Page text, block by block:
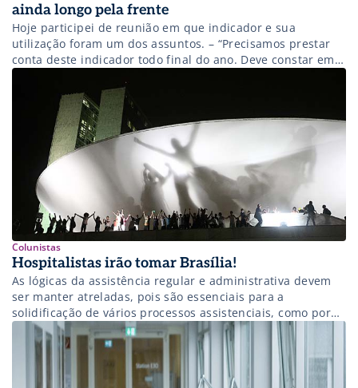
ainda longo pela frente
Hoje participei de reunião em que indicador e sua
utilização foram um dos assuntos. – “Precisamos prestar
conta deste indicador todo final do ano. Deve constar em
relatório anual”. – “Mas o que fazem com ele durante o
ano?” – “Como assim?” Reforçou minha ideia de que antes
de estimular que “todo processo deve ter […]
Colunistas
Hospitalistas irão tomar Brasília!
As lógicas da assistência regular e administrativa devem
ser manter atreladas, pois são essenciais para a
solidificação de vários processos assistenciais, como por
exemplo gestão da alta hospitalar.